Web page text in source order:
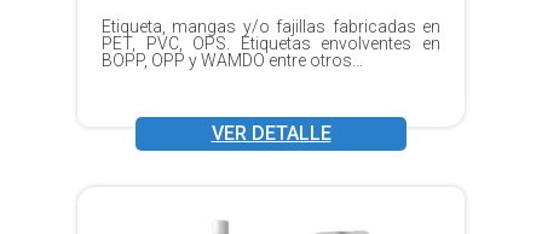
Etiqueta, mangas y/o fajillas fabricadas en
PET, PVC, OPS. Etiquetas envolventes en
BOPP, OPP y WAMDO entre otros...
VER DETALLE